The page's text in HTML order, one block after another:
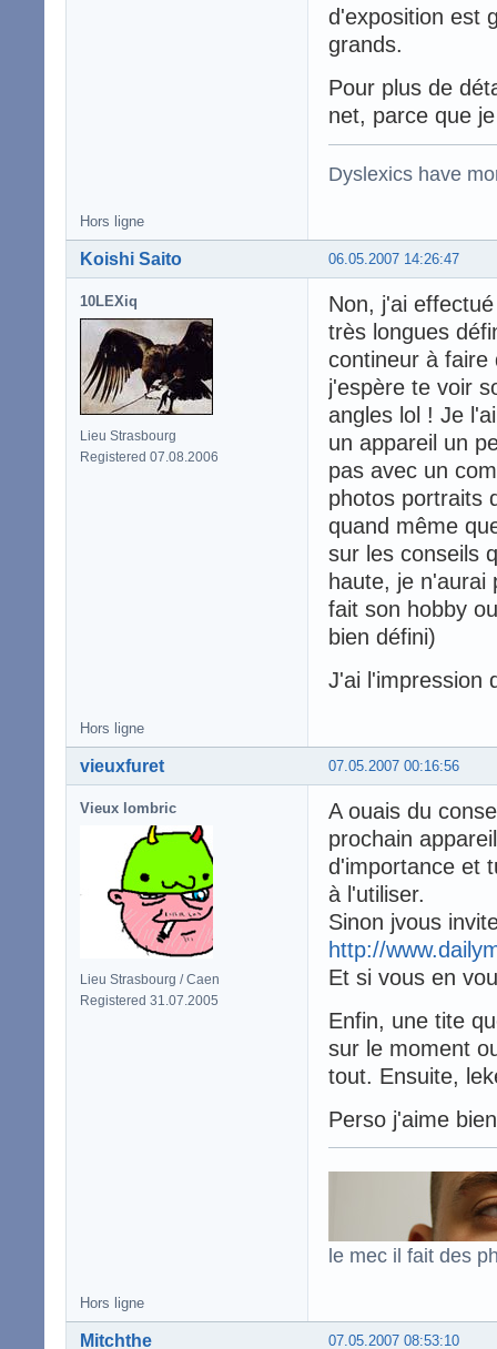
d'exposition est
grands.
Pour plus de
net, parce que
Dyslexics have
Hors ligne
06.05.2007 14:26:47
Koishi Saito
10LEXiq
Lieu Strasbourg
Registered 07.08.2006
Non, j'ai
très longues
contineur à faire
j'espère te voir
angles lol ! Je
un appareil un
pas avec un
photos portraits
quand même
sur les conseils
haute, je n'aurai
fait son hobby
bien défini)
J'ai l'impression
Hors ligne
07.05.2007 00:16:56
vieuxfuret
Vieux lombric
Lieu Strasbourg / Caen
Registered 31.07.2005
A ouais du
prochain
d'importance et
à l'utiliser.
Sinon jvous
http://
Et si vous en
Enfin, une tite
sur le moment
tout. Ensuite,
Perso j'aime
le mec il fait des
Hors ligne
07.05.2007 08:53:10
Mitchthe